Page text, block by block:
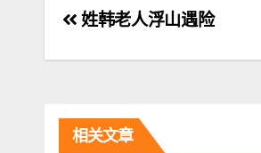
文
章
航
姓韩老人浮山遇险
相关文章